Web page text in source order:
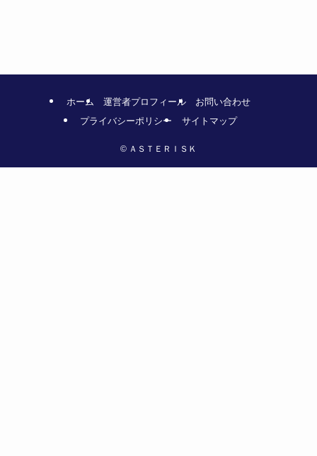
ホーム 運営者プロフィール
お問い合わせ
プライバシーポリシー
サイトマップ
© ＡＳＴＥＲＩＳＫ